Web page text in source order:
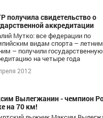
получила свидетельство о
аккредитации
Мутко: все федерации по
видам спорта –
– получили государственную
на четыре года
2012
Вылегжанин - чемпион
на 70 км!